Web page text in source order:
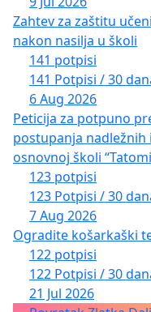
Zahtev za zaštitu
nakon nasilja u školi
141 potpisi
141 Potpisi / 30
6 Aug 2026
Peticija za potpuno
postupanja
osnovnoj školi
123 potpisi
123 Potpisi / 30
7 Aug 2026
Ogradite košarkaški
122 potpisi
122 Potpisi / 30
21 Jul 2026